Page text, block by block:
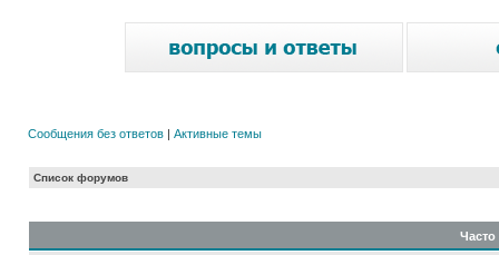
Сообщения без ответов | Активные темы
Список форумов